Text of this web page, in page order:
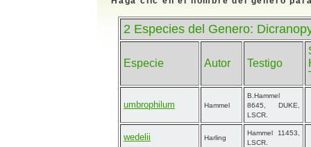
2 Especies del Genero:
Especie Autor Testigo
umbrophilum Hammel
B.Hammel
8645, DUKE,
LSCR.
wedelii Harling
Hammel 11453,
LSCR.